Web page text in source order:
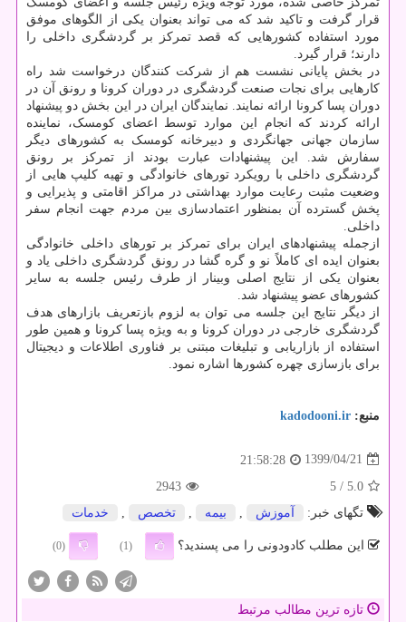
قرار گرفت و تاکید شد که می تواند بعنوان یکی از الگوهای موفق
مورد استفاده کشورهایی که قصد تمرکز بر گردشگری داخلی را
دارند؛ قرار گیرد.
در بخش پایانی نشست هم از شرکت کنندگان درخواست شد راه
کارهایی برای نجات صنعت گردشگری در دوران کرونا و رونق آن در
دوران پسا کرونا ارائه نمایند. نمایندگان ایران در این بخش دو پیشنهاد
ارائه کردند که انجام این موارد توسط اعضای کومسک، نماینده
سازمان جهانی جهانگردی و دبیرخانه کومسک به کشورهای دیگر
سفارش شد. این پیشنهادات عبارت بودند از تمرکز بر رونق
گردشگری داخلی با رویکرد تورهای خانوادگی و تهیه کلیپ هایی از
وضعیت مثبت رعایت موارد بهداشتی در مراکز اقامتی و پذیرایی و
پخش گسترده آن بمنظور اعتمادسازی بین مردم جهت انجام سفر
داخلی.
ازجمله پیشنهادهای ایران برای تمرکز بر تورهای داخلی خانوادگی
بعنوان ایده ای کاملاً نو و گره گشا در رونق گردشگری داخلی یاد و
بعنوان یکی از نتایج اصلی وبینار از طرف رئیس جلسه به سایر
کشورهای عضو پیشنهاد شد.
از دیگر نتایج این جلسه می توان به لزوم بازتعریف بازارهای هدف
گردشگری خارجی در دوران کرونا و به ویژه پسا کرونا و همین طور
استفاده از بازاریابی و تبلیغات مبتنی بر فناوری اطلاعات و دیجیتال
برای بازسازی چهره کشورها اشاره نمود.
منبع: kadodooni.ir
1399/04/21
21:58:28
5.0
/ 5
2943
تگهای خبر:
آموزش بیمه تخصص خدمات
این مطلب کادودونی را می پسندید؟ (1)
(0)
تازه ترین مطالب مرتبط